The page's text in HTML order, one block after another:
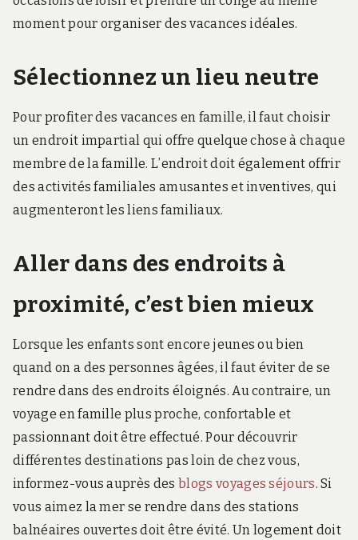
moment pour organiser des vacances idéales.
Sélectionnez un lieu neutre
Pour profiter des vacances en famille, il faut choisir
un endroit impartial qui offre quelque chose à chaque
membre de la famille. L’endroit doit également offrir
des activités familiales amusantes et inventives, qui
augmenteront les liens familiaux.
Aller dans des endroits à
proximité, c’est bien mieux
Lorsque les enfants sont encore jeunes ou bien
quand on a des personnes âgées, il faut éviter de se
rendre dans des endroits éloignés. Au contraire, un
voyage en famille plus proche, confortable et
passionnant doit être effectué. Pour découvrir
différentes destinations pas loin de chez vous,
informez-vous auprès desblogs voyages séjours. Si
vous aimez la mer se rendre dans des stations
balnéaires ouvertes doit être évité. Un logement doit